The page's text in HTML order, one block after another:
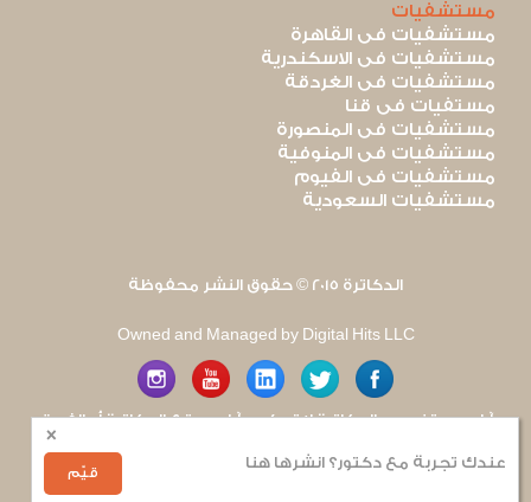
×
قيّم
عندك تجربة مع دكتور؟ انشرها هنا
مستشفيات
مستشفيات فى القاهرة
مستشفيات فى الاسكندرية
مستشفيات فى الغردقة
مستفيات فى قنا
مستشفيات فى المنصورة
مستشفيات فى المنوفية
مستشفيات فى الفيوم
مستشفيات السعودية
الدكاترة 2015 © حقوق النشر محفوظة
Owned and Managed by Digital Hits LLC
آراء مستخدمى الدكاترة لا تعكس آراء موقع الدكاترة أو الفريق
العامل به. يتم بذل قصارى الجهد لضمان منع نشر أى اساءة أو
هجوم شخصى.للإبلاغ عن أى إساءة